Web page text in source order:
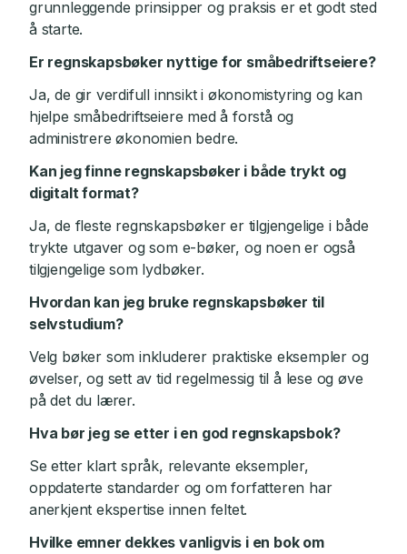
grunnleggende prinsipper og praksis er et godt sted
å starte.
Er regnskapsbøker nyttige for småbedriftseiere?
Ja, de gir verdifull innsikt i økonomistyring og kan
hjelpe småbedriftseiere med å forstå og
administrere økonomien bedre.
Kan jeg finne regnskapsbøker i både trykt og
digitalt format?
Ja, de fleste regnskapsbøker er tilgjengelige i både
trykte utgaver og som e-bøker, og noen er også
tilgjengelige som lydbøker.
Hvordan kan jeg bruke regnskapsbøker til
selvstudium?
Velg bøker som inkluderer praktiske eksempler og
øvelser, og sett av tid regelmessig til å lese og øve
på det du lærer.
Hva bør jeg se etter i en god regnskapsbok?
Se etter klart språk, relevante eksempler,
oppdaterte standarder og om forfatteren har
anerkjent ekspertise innen feltet.
Hvilke emner dekkes vanligvis i en bok om